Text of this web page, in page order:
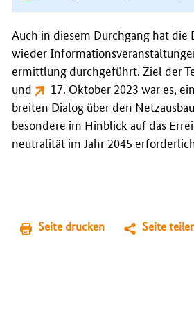
Auch in diesem Durchgang hat die
wieder
ermittlung durch­geführt. Ziel der
und
17. Oktober 2023 war es,
breiten Dialog über den
besondere im Hinblick auf das
neutralität im Jahr 2045
Seite drucken Seite